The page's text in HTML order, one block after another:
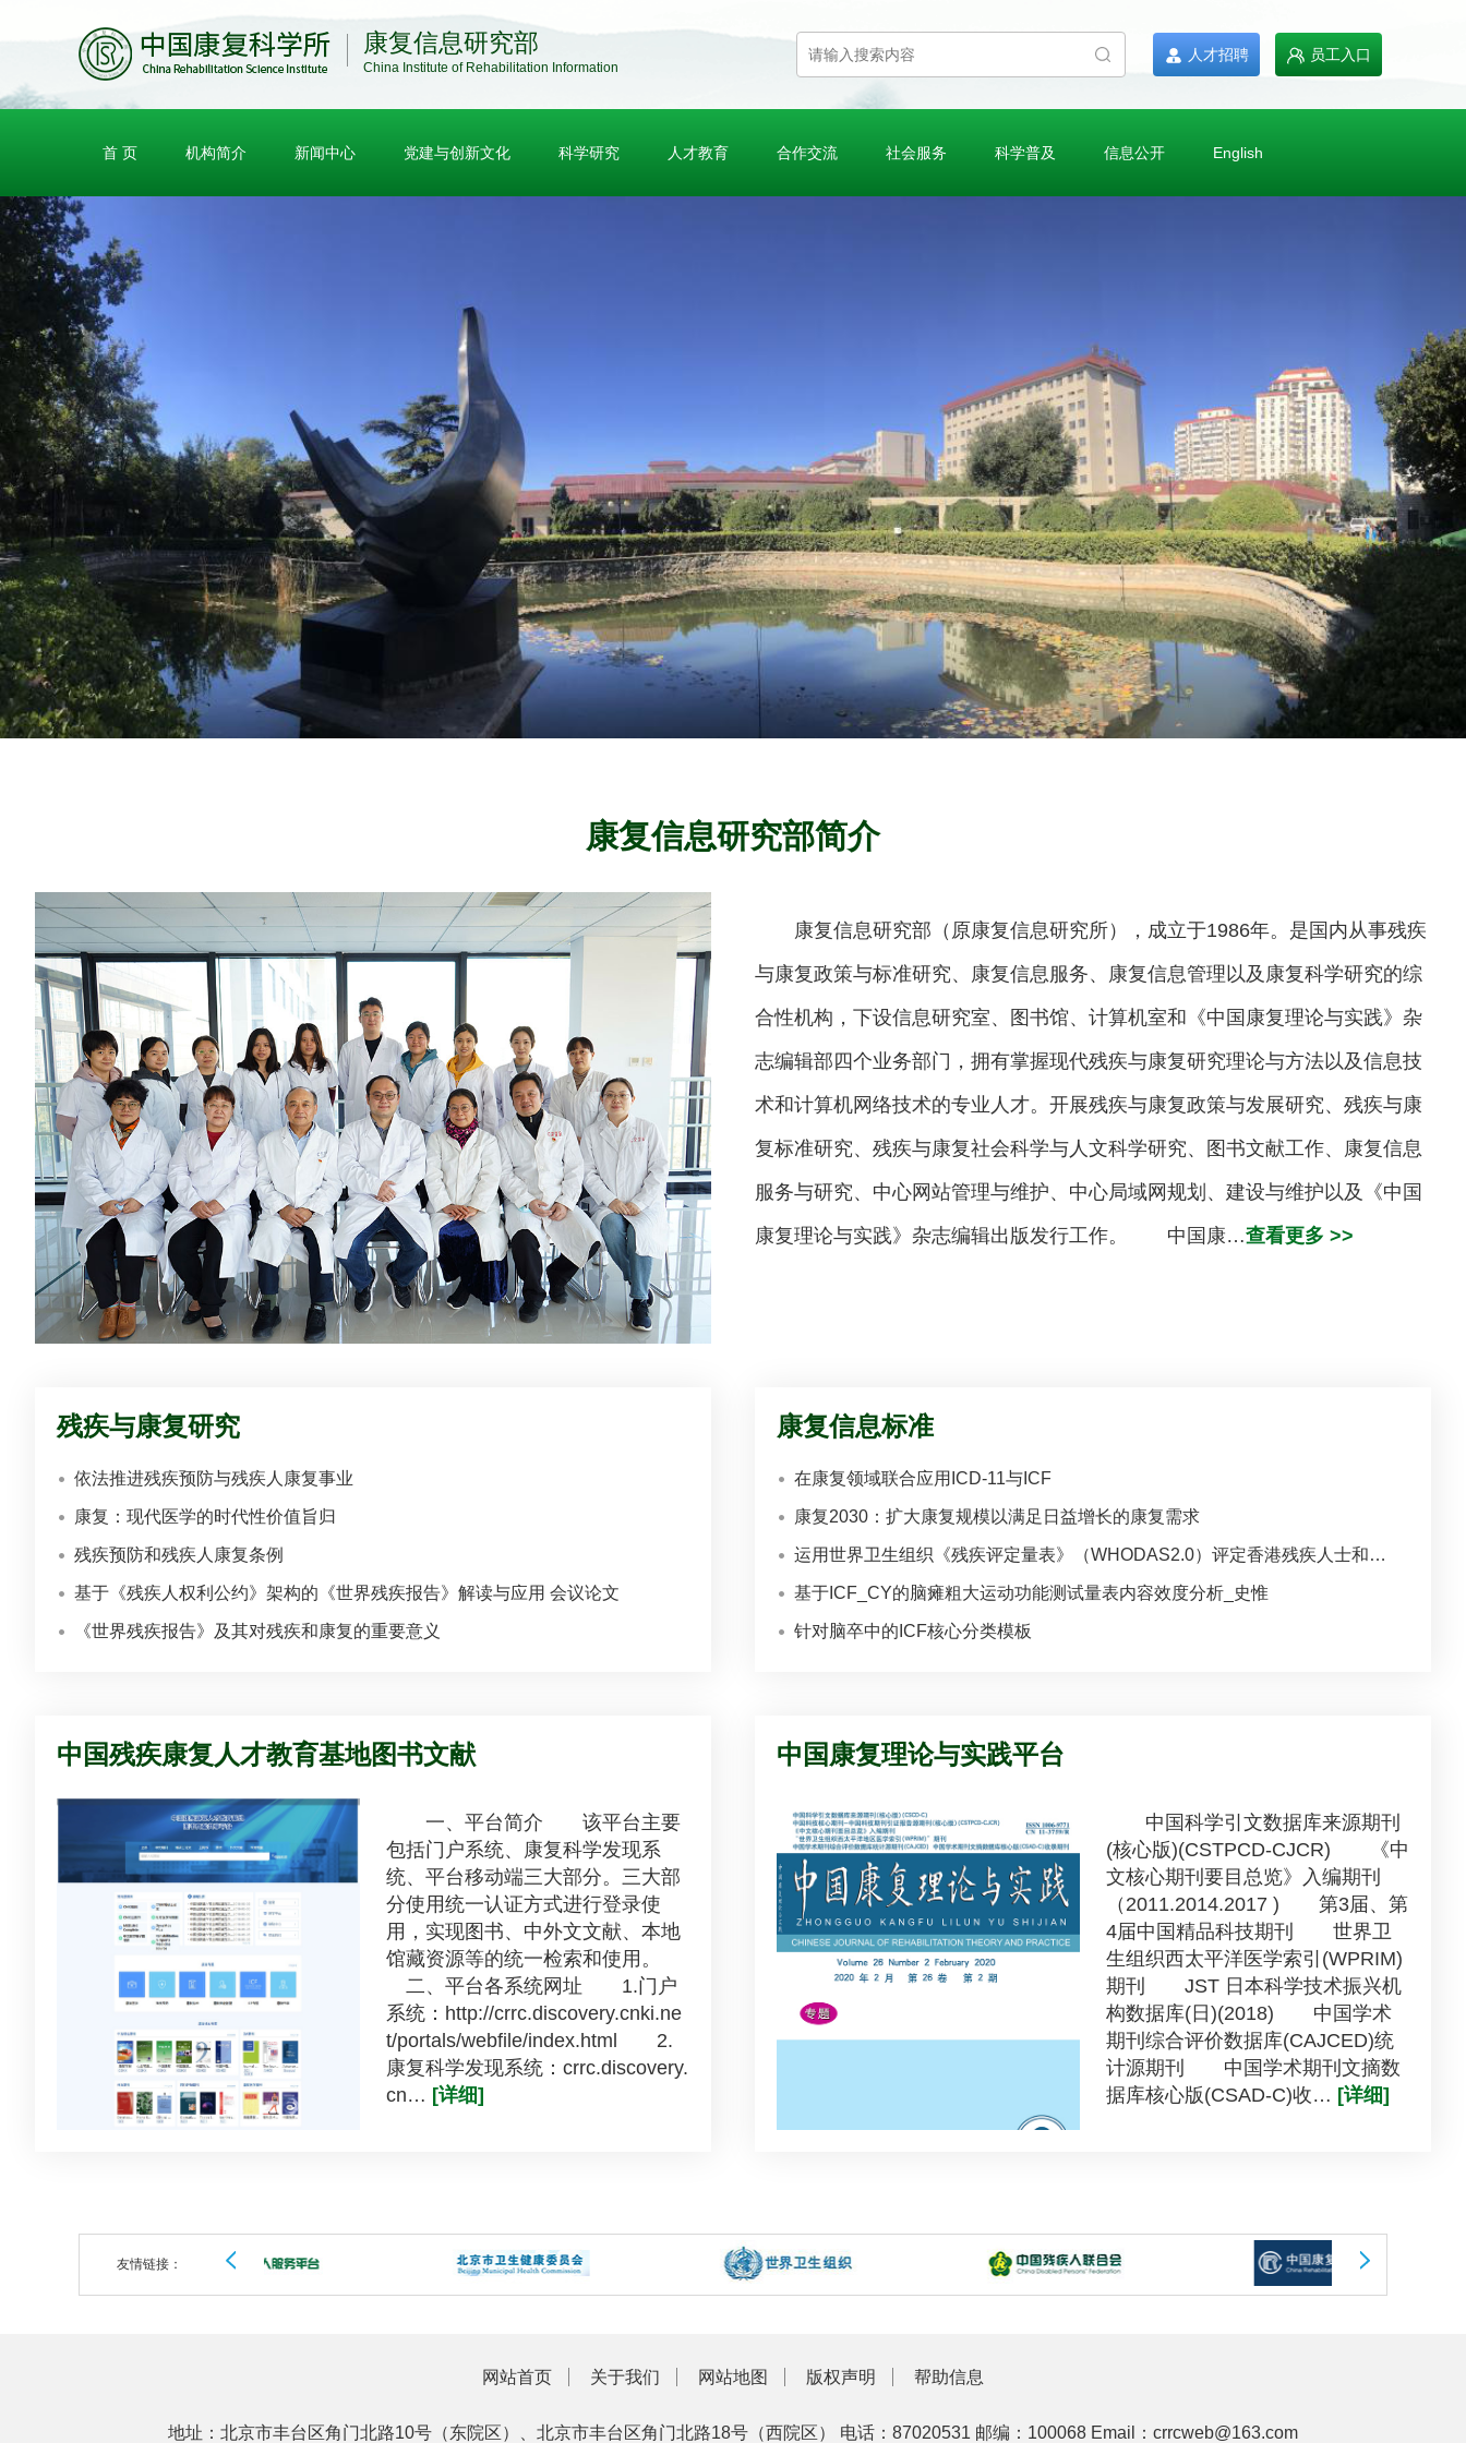
康复信息研究部
China Institute of Rehabilitation Information
人才招聘 员工入口
首 页 机构简介 新闻中心 党建与创新文化 科学研究 人才教育 合作交流 社会服务 科学普及 信息公开 English
康复信息研究部简介
康复信息研究部（原康复信息研究所），成立于1986年。是国内从事残疾
与康复政策与标准研究、康复信息服务、康复信息管理以及康复科学研究的综
合性机构，下设信息研究室、图书馆、计算机室和《中国康复理论与实践》杂
志编辑部四个业务部门，拥有掌握现代残疾与康复研究理论与方法以及信息技
术和计算机网络技术的专业人才。开展残疾与康复政策与发展研究、残疾与康
复标准研究、残疾与康复社会科学与人文科学研究、图书文献工作、康复信息
服务与研究、中心网站管理与维护、中心局域网规划、建设与维护以及《中国
康复理论与实践》杂志编辑出版发行工作。 中国康…查看更多 >>
残疾与康复研究
依法推进残疾预防与残疾人康复事业
康复：现代医学的时代性价值旨归
残疾预防和残疾人康复条例
基于《残疾人权利公约》架构的《世界残疾报告》解读与应用 会议论文
《世界残疾报告》及其对残疾和康复的重要意义
康复信息标准
在康复领域联合应用ICD-11与ICF
康复2030：扩大康复规模以满足日益增长的康复需求
运用世界卫生组织《残疾评定量表》（WHODAS2.0）评定香港残疾人士和…
基于ICF_CY的脑瘫粗大运动功能测试量表内容效度分析_史惟
针对脑卒中的ICF核心分类模板
中国残疾康复人才教育基地图书文献
一、平台简介 该平台主要
包括门户系统、康复科学发现系
统、平台移动端三大部分。三大部
分使用统一认证方式进行登录使
用，实现图书、中外文文献、本地
馆藏资源等的统一检索和使用。
二、平台各系统网址 1.门户
系统：http://crrc.discovery.cnki.ne
t/portals/webfile/index.html 2.
康复科学发现系统：crrc.discovery.
cn… [详细]
中国康复理论与实践平台
中国科学引文数据库来源期刊
(核心版)(CSTPCD-CJCR) 《中
文核心期刊要目总览》入编期刊
（2011.2014.2017 ) 第3届、第
4届中国精品科技期刊 世界卫
生组织西太平洋医学索引(WPRIM)
期刊 JST 日本科学技术振兴机
构数据库(日)(2018) 中国学术
期刊综合评价数据库(CAJCED)统
计源期刊 中国学术期刊文摘数
据库核心版(CSAD-C)收… [详细]
友情链接：
网站首页 关于我们 网站地图 版权声明 帮助信息
地址：北京市丰台区角门北路10号（东院区）、北京市丰台区角门北路18号（西院区） 电话：87020531 邮编：100068 Email：crrcweb@163.com